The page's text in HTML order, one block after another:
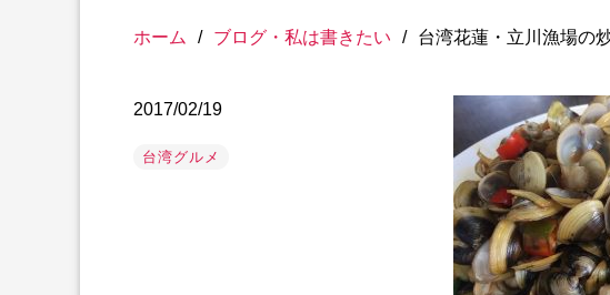
ホーム / ブログ・私は書きたい / 台湾花蓮・立川漁場の
2017/02/19
台湾グルメ